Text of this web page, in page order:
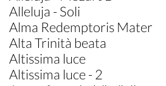
Alleluja - Soli
Alma Redemptoris Mater
Alta Trinità beata
Altissima luce
Altissima luce - 2